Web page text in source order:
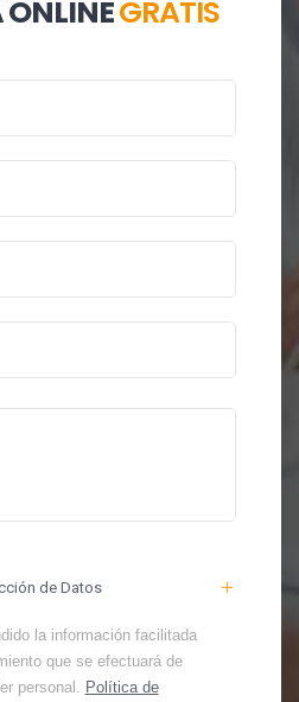
GRATIS
de Datos
la información facilitada
que se efectuará de
personal. Política de